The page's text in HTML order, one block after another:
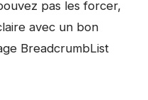
pas les forcer,
avec un bon
BreadcrumbList